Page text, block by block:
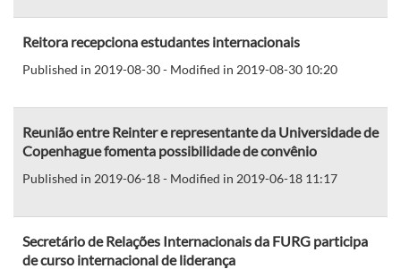
Reitora recepciona estudantes internacionais
Published in 2019-08-30 - Modified in 2019-08-30 10:20
Reunião entre Reinter e representante da Universidade de
Copenhague fomenta possibilidade de convênio
Published in 2019-06-18 - Modified in 2019-06-18 11:17
Secretário de Relações Internacionais da FURG participa
de curso internacional de liderança